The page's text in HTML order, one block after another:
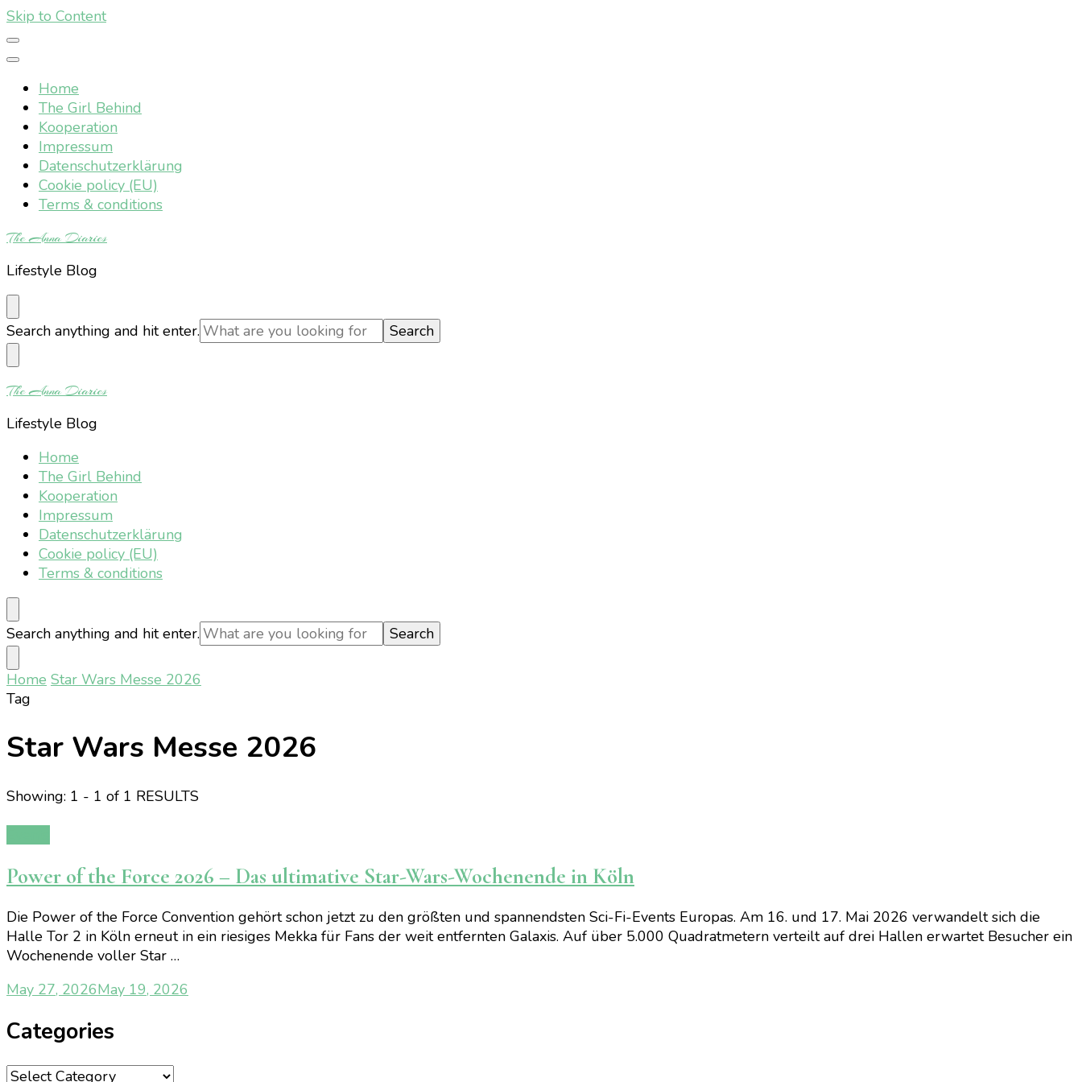
Skip to Content
Home
The Girl Behind
Kooperation
Impressum
Datenschutzerklärung
Cookie policy (EU)
Terms & conditions
The Anna Diaries
Lifestyle Blog
Looking
for
Something?
Search anything and hit enter.
The Anna Diaries
Lifestyle Blog
Home
The Girl Behind
Kooperation
Impressum
Datenschutzerklärung
Cookie policy (EU)
Terms & conditions
Looking
for
Something?
Search anything and hit enter.
Home Star Wars Messe 2026
Tag
Star Wars Messe 2026
Showing: 1 - 1 of 1 RESULTS
Power of the Force 2026 – Das ultimative Star-Wars-Wochenende in Köln
Die Power of the Force Convention gehört schon jetzt zu den größten und spannendsten Sci-Fi-Events Europas. Am 16. und 17. Mai 2026 verwandelt sich die
Halle Tor 2 in Köln erneut in ein riesiges Mekka für Fans der weit entfernten Galaxis. Auf über 5.000 Quadratmetern verteilt auf drei Hallen erwartet Besucher ein
Wochenende voller Star …
May 27, 2026May 19, 2026
Categories
Categories